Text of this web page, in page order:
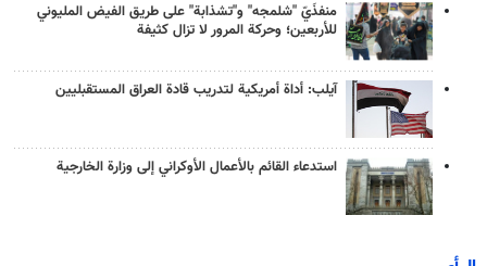
منفذَيّ "شلمجه" و"تشذابة" على طريق الفيض المليوني
للأربعين؛ وحركة المرور لا تزال كثيفة
آيلب: أداة أمريكية لتدريب قادة العراق المستقبليين
استدعاء القائم بالأعمال الأوكراني إلى وزارة الخارجية